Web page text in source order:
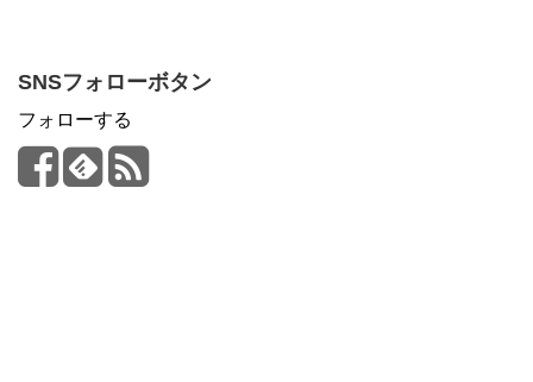
SNSフォローボタン
フォローする